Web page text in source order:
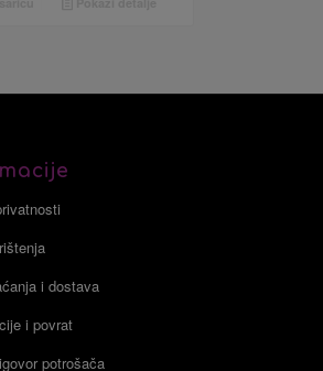
i dostava
i povrat
potrošača